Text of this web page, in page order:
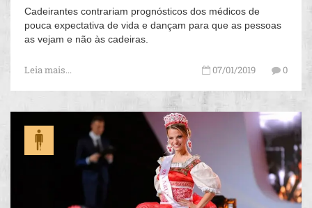
Cadeirantes contrariam prognósticos dos médicos de
pouca expectativa de vida e dançam para que as pessoas
as vejam e não às cadeiras.
Leia mais... 07/01/2019 0